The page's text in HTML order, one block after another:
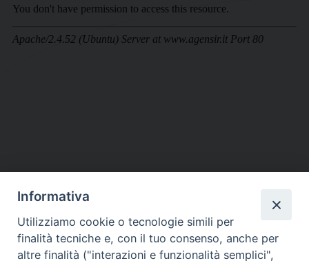
DIOCESI SUBURBICARIA DI ALBANO
Contatti:Tel.: 06.93268401 - Fax.: 06.9323844
E-mail:curia@diocesidialbano.it
Informativa
Utilizziamo cookie o tecnologie simili per
finalità tecniche e, con il tuo consenso, anche per
altre finalità ("interazioni e funzionalità semplici",